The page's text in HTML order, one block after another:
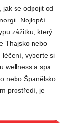
jak se odpojit od
Nejlepší
zážitku, který
Thajsko nebo
léčení, vyberte si
wellness a spa
nebo Španělsko.
prostředí, je